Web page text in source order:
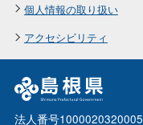
個人情報の取り扱い
アクセシビリティ
法人番号1000020320005